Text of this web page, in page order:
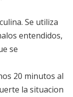
Se utiliza
entendidos,
se
20 minutos al
la situacion